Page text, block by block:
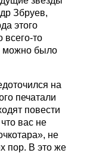
Збруев,
этого
то
можно было
на
печатали
повести
вас не
не
пор. В это же